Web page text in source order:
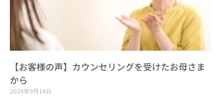
【お客様の声】カウンセリングを受けたお母さま
から
2024年9月14日